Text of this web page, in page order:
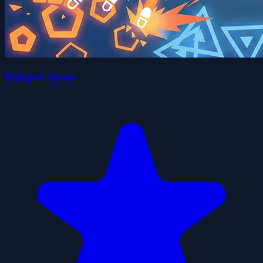
Polygon Space